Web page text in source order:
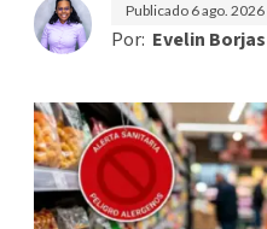
Publicado 6 ago. 2026
Por: Evelin Borjas